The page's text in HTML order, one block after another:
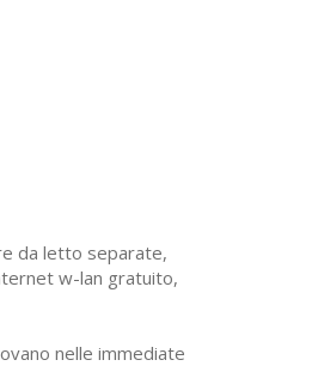
da letto separate,
w-lan gratuito,
nelle immediate